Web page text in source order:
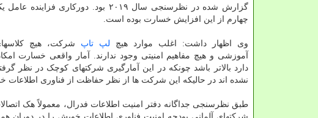
گزارش شده در نظرسنجی سال ۲۰۱۹ بود. دورکاری فزاینده
چهارم از این افزایش خسارت بوده است.
وی اظهار داشت: اغلب موارد هیچ لپ تاپ شرکت، هیچ
آموزشی و هیچ مفاهیم امنیتی وجود ندارند. آمار واقعی خسارت
دارد بالاتر باشد چونکه در این آمارگیری شرکتهای کوچک در نظر
نشده اند در حالیکه این شرکت ها از نظر حفاظت از فناوری اطلاعات
طبق نظرسنجی جداگانه دفتر امنیت اطلاعات فدرال، معمولاً هک